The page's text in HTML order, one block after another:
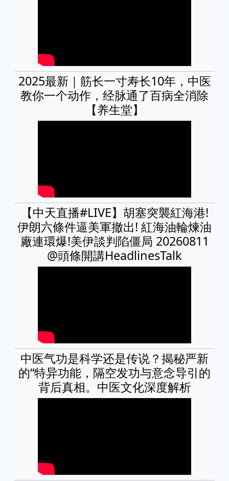
2025最新｜筋长一寸寿长10年，中医
教你一个动作，经脉通了百病全消除
【养生堂】
【中天直播#LIVE】胡塞突襲紅海港!
伊朗六條件逼美軍撤出! 紅海油輪煉油
廠連環爆!美伊談判陷僵局 20260811
‪@頭條開講HeadlinesTalk
中医气功是科学还是传说？揭秘严新
的“特异功能，隔空发功与意念导引的
背后真相。中医文化深度解析